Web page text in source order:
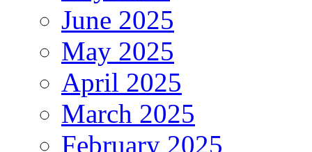
June 2025
May 2025
April 2025
March 2025
February 2025